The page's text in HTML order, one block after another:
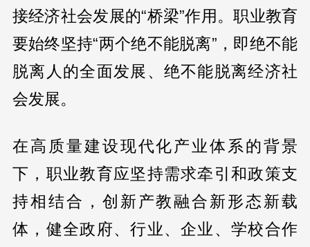
接经济社会发展的“桥梁”作用。职业教育
要始终坚持“两个绝不能脱离”，即绝不能
脱离人的全面发展、绝不能脱离经济社
会发展。
在高质量建设现代化产业体系的背景
下，职业教育应坚持需求牵引和政策支
持相结合，创新产教融合新形态新载
体，健全政府、行业、企业、学校合作